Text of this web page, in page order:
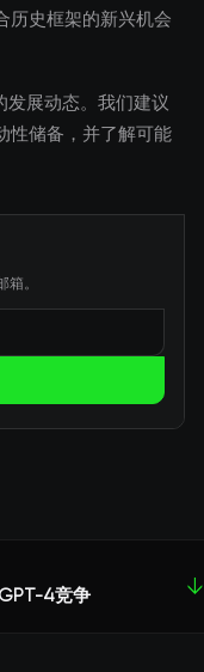
历史框架的新兴机会
发展动态。我们建议
性储备，并了解可能
。
4竞争 ↓